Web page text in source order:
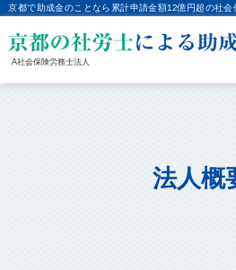
京都で助成金のことなら累計申請金額12億円超の社会
A社会保険労務士法人
法人概